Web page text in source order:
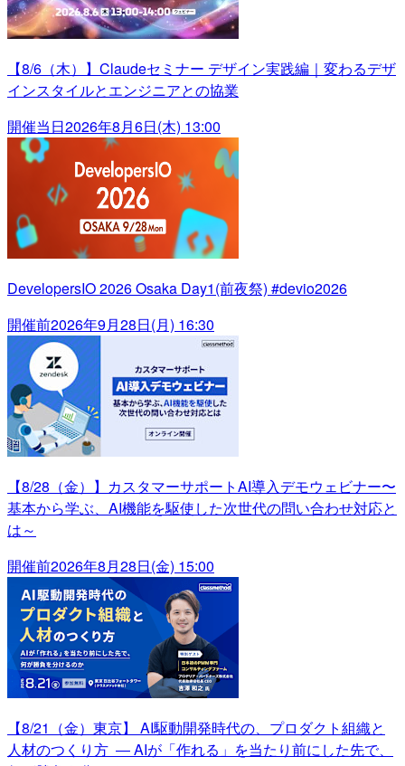
【8/6（木）】Claudeセミナー デザイン実践編｜変わるデザ
インスタイルとエンジニアとの協業
開催当日2026年8月6日(木) 13:00
DevelopersIO 2026 Osaka Day1(前夜祭) #devio2026
開催前2026年9月28日(月) 16:30
【8/28（金）】カスタマーサポートAI導入デモウェビナー〜
基本から学ぶ、AI機能を駆使した次世代の問い合わせ対応と
は～
開催前2026年8月28日(金) 15:00
【8/21（金）東京】 AI駆動開発時代の、プロダクト組織と
人材のつくり方 ― AIが「作れる」を当たり前にした先で、